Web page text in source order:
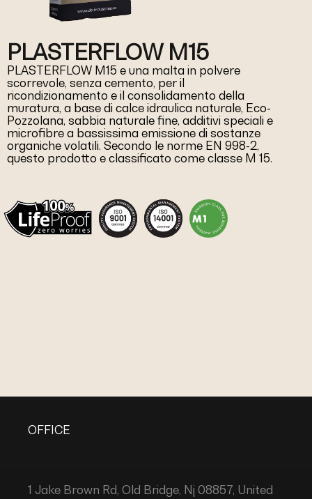
PLASTERFLOW M15
PLASTERFLOW M15 e una malta in polvere
scorrevole, senza cemento, per il
ricondizionamento e il consolidamento della
muratura, a base di calce idraulica naturale, Eco-
Pozzolana, sabbia naturale fine, additivi speciali e
microfibre a bassissima emissione di sostanze
organiche volatili. Secondo le norme EN 998-2,
questo prodotto e classificato come classe M 15.
OFFICE
1 Jake Brown Rd, Old Bridge, Nj 08857, United